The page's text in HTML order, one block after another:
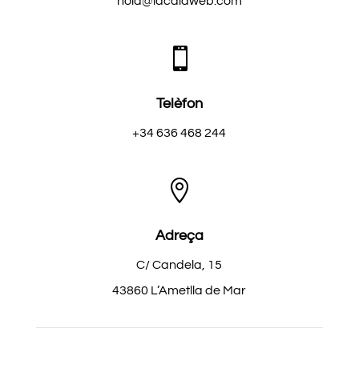

Telèfon
+34 636 468 244

Adreça
C/ Candela, 15
43860 L’Ametlla de Mar